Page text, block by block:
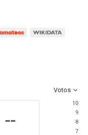
Votos
--
10
9
8
7